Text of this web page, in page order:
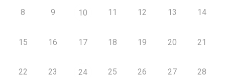
8 9 10 11 12 13 14
15 16 17 18 19 20 21
22 23 24 25 26 27 28